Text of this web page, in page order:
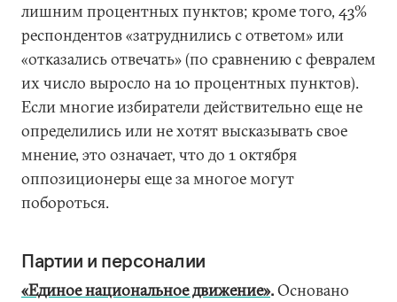
лишним процентных пунктов; кроме того, 43%
респондентов «затруднились с ответом» или
«отказались отвечать» (по сравнению с февралем
их число выросло на 10 процентных пунктов).
Если многие избиратели действительно еще не
определились или не хотят высказывать свое
мнение, это означает, что до 1 октября
оппозиционеры еще за многое могут
побороться.
Партии и персоналии
«Единое национальное движение».Основано